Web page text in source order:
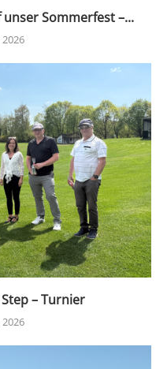
unser Sommerfest –...
– Turnier